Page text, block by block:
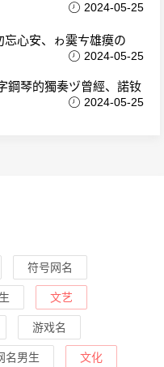
2024-05-25
心安、ゎ霙ㄘ雄瘼の
2024-05-25
鋼琴的獨奏ヅ曾經、諾钕
2024-05-25
符号网名
文艺
游戏名
名男生 文化